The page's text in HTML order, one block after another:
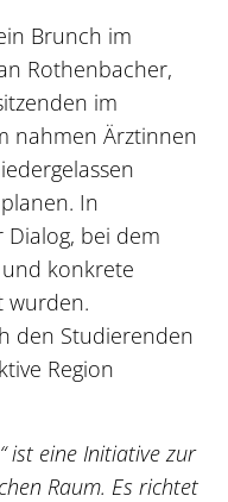
Brunch im
Rothenbacher,
im
nahmen Ärztinnen
In
bei dem
konkrete
wurden.
den Studierenden
Region
ist eine Initiative zur
Raum. Es richtet